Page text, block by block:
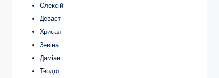
Олексій
Деваст
Хрисал
Зевіна
Даміан
Теодот